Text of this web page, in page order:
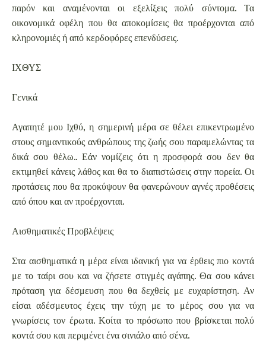
παρόν και αναμένονται οι εξελίξεις πολύ σύντομα. Τα
οικονομικά οφέλη που θα αποκομίσεις θα προέρχονται από
κληρονομιές ή από κερδοφόρες επενδύσεις.
ΙΧΘΥΣ
Γενικά
Αγαπητέ μου Ιχθύ, η σημερινή μέρα σε θέλει επικεντρωμένο
στους σημαντικούς ανθρώπους της ζωής σου παραμελώντας τα
δικά σου θέλω.. Εάν νομίζεις ότι η προσφορά σου δεν θα
εκτιμηθεί κάνεις λάθος και θα το διαπιστώσεις στην πορεία. Οι
προτάσεις που θα προκύψουν θα φανερώνουν αγνές προθέσεις
από όπου και αν προέρχονται.
Αισθηματικές Προβλέψεις
Στα αισθηματικά η μέρα είναι ιδανική για να έρθεις πιο κοντά
με το ταίρι σου και να ζήσετε στιγμές αγάπης. Θα σου κάνει
πρόταση για δέσμευση που θα δεχθείς με ευχαρίστηση. Αν
είσαι αδέσμευτος έχεις την τύχη με το μέρος σου για να
γνωρίσεις τον έρωτα. Κοίτα το πρόσωπο που βρίσκεται πολύ
κοντά σου και περιμένει ένα σινιάλο από σένα.